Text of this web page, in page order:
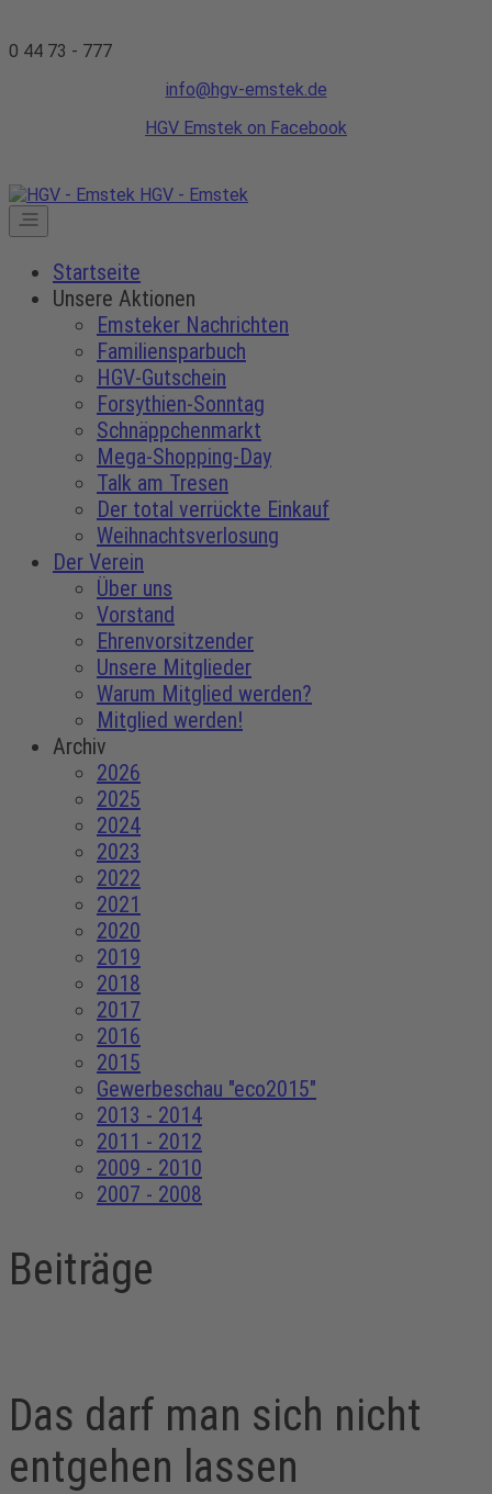
0 44 73 - 777
info@hgv-emstek.de
HGV Emstek on Facebook
HGV - Emstek
Startseite
Unsere Aktionen
Emsteker Nachrichten
Familiensparbuch
HGV-Gutschein
Forsythien-Sonntag
Schnäppchenmarkt
Mega-Shopping-Day
Talk am Tresen
Der total verrückte Einkauf
Weihnachtsverlosung
Der Verein
Über uns
Vorstand
Ehrenvorsitzender
Unsere Mitglieder
Warum Mitglied werden?
Mitglied werden!
Archiv
2026
2025
2024
2023
2022
2021
2020
2019
2018
2017
2016
2015
Gewerbeschau "eco2015"
2013 - 2014
2011 - 2012
2009 - 2010
2007 - 2008
Beiträge
Das darf man sich nicht
entgehen lassen